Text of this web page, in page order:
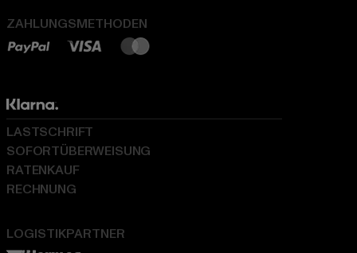
ZAHLUNGSMETHODEN
LOGISTIKPARTNER
LASTSCHRIFT
SOFORTÜBERWEISUNG
RATENKAUF
RECHNUNG